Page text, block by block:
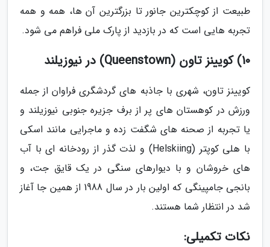
طبیعت از کوچکترین جانور تا بزرگترین آن ها، همه و همه
تجربه هایی است که در بازدید از پارک ملی فراهم می شود.
10) کویینز تاون (Queenstown) در نیوزیلند
کویینز تاون، شهری با جاذبه های گردشگری فراوان از جمله
ورزش در کوهستان های پر از برف جزیره جنوبی نیوزیلند و
یا تجربه از صحنه های شگفت زده و ماجرایی مانند اسکی
با هلی کوپتر (Helskiing) و لذت گذر از رودخانه ای با آب
های خروشان و با دیوارهای سنگی در یک قایق جت، و
بانجی جامپینگی که اولین بار در سال 1988 از همین جا آغاز
شد در انتظار شما هستند.
نکات تکمیلی: